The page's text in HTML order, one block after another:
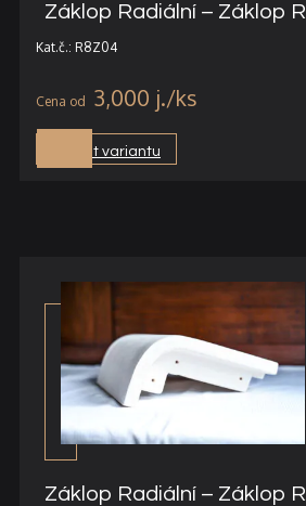
Záklop Radiální – Záklop
Kat.č.: R8Z04
3,000 j.
Vybrat variantu
Záklop Radiální – Záklop